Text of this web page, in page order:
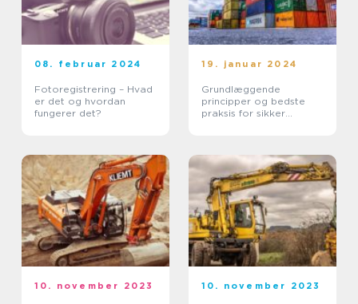
08. februar 2024
Fotoregistrering – Hvad
er det og hvordan
fungerer det?
19. januar 2024
Grundlæggende
principper og bedste
praksis for sikker
10. november 2023 10. november 2023